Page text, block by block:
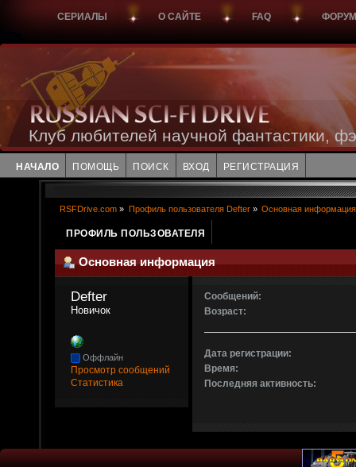
СЕРИАЛЫ О САЙТЕ FAQ ФОРУМ
Клуб любителей научной фантастики,
НАЧАЛО ПОМОЩЬ ПОИСК ВХОД РЕГИСТРАЦИЯ
RSFDrive.com » Профиль пользователя Defter» Основная информация
ПРОФИЛЬ ПОЛЬЗОВАТЕЛЯ
Основная информация
Defter
Новичок
Оффлайн
Просмотр сообщений
Статистика
Сообщений:
Возраст:
Дата регистрации:
Время:
Последняя активность: